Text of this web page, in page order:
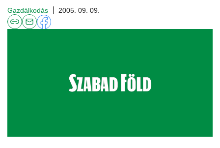
Gazdálkodás 2005. 09. 09.